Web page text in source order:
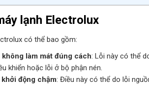
lạnh Electrolux
có thể bao gồm:
làm mát đúng cách: Lỗi này có thể
khiển hoặc lỗi ở bộ phận nén.
động chậm: Điều này có thể do lỗi